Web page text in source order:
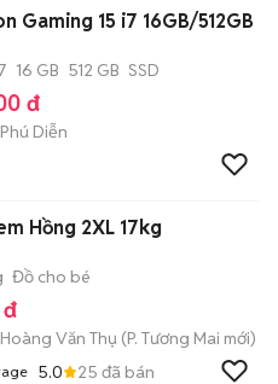
Gaming 15 i7 16GB/512GB
16 GB 512 GB SSD
đ
Diễn
Hồng 2XL 17kg
Đồ cho bé
Văn Thụ (P. Tương Mai mới)
5.0 25 đã bán